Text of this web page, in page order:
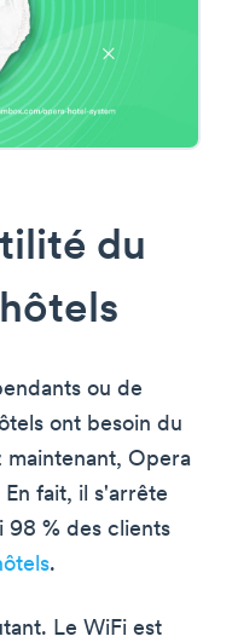
du
ou de
ont besoin du
maintenant, Opera
fait, il s'arrête
98 % des clients
.
Le WiFi est